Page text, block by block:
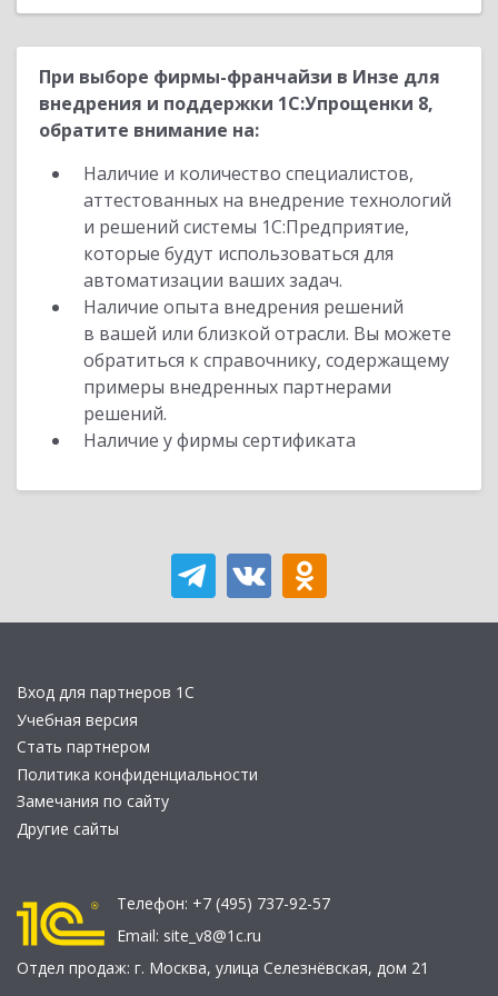
При выборе фирмы-франчайзи в Инзе для
внедрения и поддержки 1С:Упрощенки 8,
обратите внимание на:
Наличие и количество специалистов,
аттестованных на внедрение технологий
и решений системы 1С:Предприятие,
которые будут использоваться для
автоматизации ваших задач.
Наличие опыта внедрения решений
в вашей или близкой отрасли. Вы можете
обратиться к справочнику, содержащему
примеры внедренных партнерами
решений.
Наличие у фирмы сертификата
Вход для партнеров 1С
Учебная версия
Стать партнером
Политика конфиденциальности
Замечания по сайту
Другие сайты
Телефон: +7 (495) 737-92-57
Email: site_v8@1c.ru
Отдел продаж: г. Москва, улица Селезнёвская, дом 21